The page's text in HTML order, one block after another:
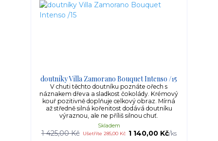
doutníky Villa Zamorano Bouquet Intenso /15
V chuti těchto doutníku poznáte ořech s
náznakem dřeva a sladkost čokolády. Krémový
kouř pozitivně doplňuje celkový obraz. Mírná
až středně silná kořenitost dodává doutníku
výraznou, ale ne příliš silnou chuť.
1 425,00 Kč Ušetříte 285,00 Kč 1 140,00 Kč/ks
Skladem